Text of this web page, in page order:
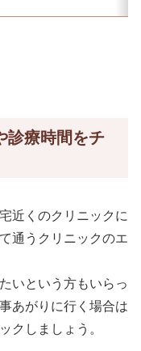
診療時間をチ
近くのクリニックに
通うクリニックのエ
いという方もいらっ
あがりに行く場合は
クしましょう。